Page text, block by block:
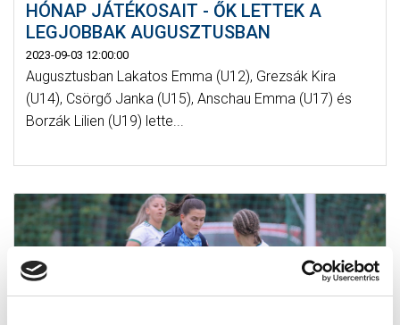
HÓNAP JÁTÉKOSAIT - ŐK LETTEK A
LEGJOBBAK AUGUSZTUSBAN
2023-09-03 12:00:00
Augusztusban Lakatos Emma (U12), Grezsák Kira
(U14), Csörgő Janka (U15), Anschau Emma (U17) és
Borzák Lilien (U19) lette...